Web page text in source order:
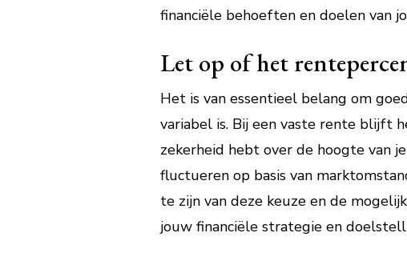
financiële behoeften en doelen van
Let op of het
Het is van essentieel belang om
variabel is. Bij een vaste rente blijft
zekerheid hebt over de hoogte van
fluctueren op basis van
te zijn van deze keuze en de
jouw financiële strategie en